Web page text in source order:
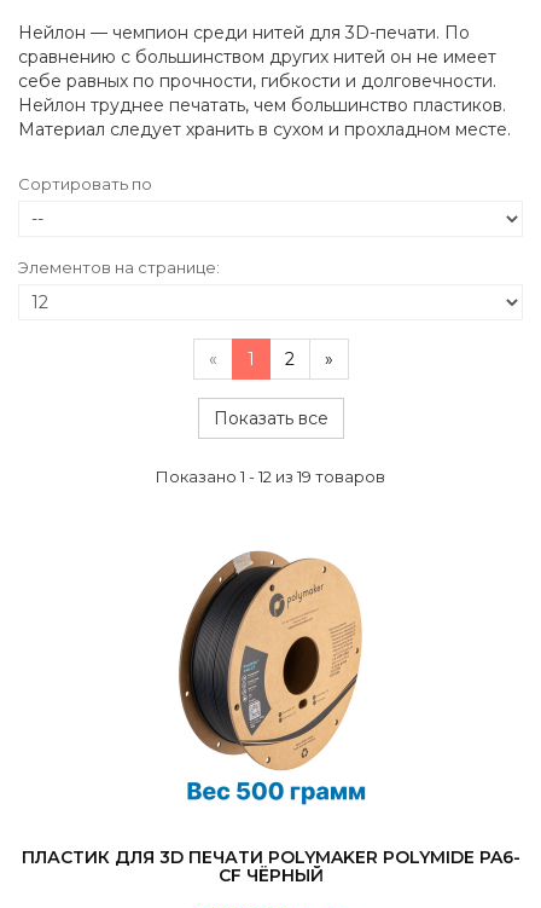
Нейлон — чемпион среди нитей для 3D-печати. По
сравнению с большинством других нитей он не имеет
себе равных по прочности, гибкости и долговечности.
Нейлон труднее печатать, чем большинство пластиков.
Материал следует хранить в сухом и прохладном месте.
Сортировать по
Элементов на странице:
« 1 2 »
Показать все
Показано 1 - 12 из 19 товаров
ПЛАСТИК ДЛЯ 3D ПЕЧАТИ POLYMAKER POLYMIDE PA6-
CF ЧЁРНЫЙ